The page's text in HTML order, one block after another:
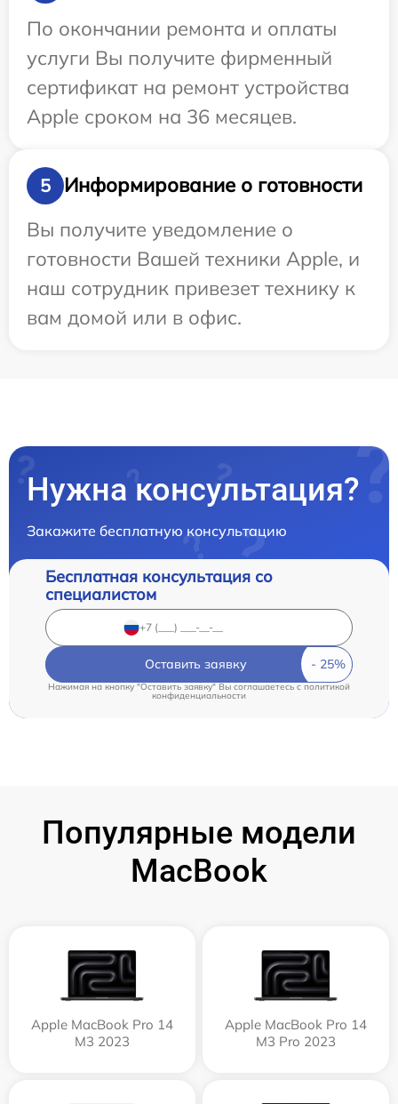
По окончании ремонта и оплаты
услуги Вы получите фирменный
сертификат на ремонт устройства
Apple сроком на 36 месяцев.
5
Информирование о готовности
Вы получите уведомление о
готовности Вашей техники Apple, и
наш сотрудник привезет технику к
вам домой или в офис.
Нужна консультация?
Закажите бесплатную консультацию
Бесплатная консультация со
специалистом
Оставить заявку
Нажимая на кнопку "Оставить заявку" Вы соглашаетесь cполитикой
конфиденциальности
Популярные модели
MacBook
Apple MacBook Pro 14
M3 2023
Apple MacBook Pro 14
M3 Pro 2023